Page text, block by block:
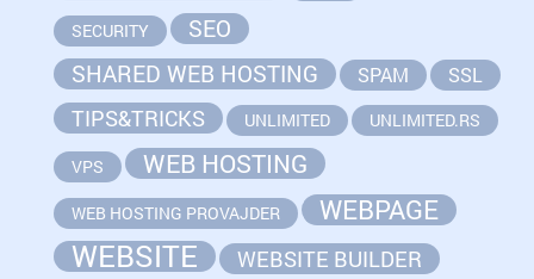
SECURITY
SEO
SHARED WEB HOSTING
SPAM SSL
TIPS&TRICKS UNLIMITED UNLIMITED.RS
VPS WEB HOSTING
WEB HOSTING PROVAJDER WEBPAGE
WEBSITE WEBSITE BUILDER